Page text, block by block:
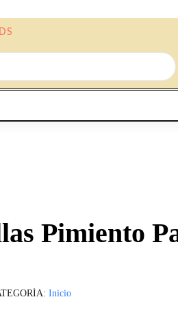
Pimiento
Inicio